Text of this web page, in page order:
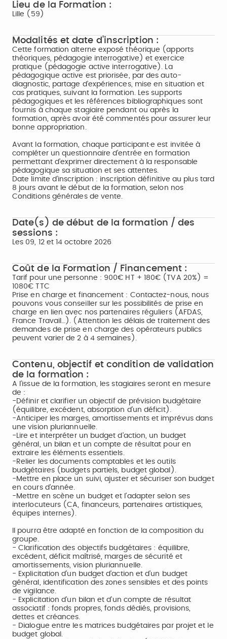
Lieu de la Formation :
Lille (59)
Modalités et date d'inscription :
Cette formation alterne exposé théorique (apports
théoriques, pédagogie interrogative) et exercice
pratique (pédagogie active interrogative). La
pédagogique active est priorisée, par des auto-
diagnostic, partage d’expériences, mise en situation et
cas pratiques, suivant la formation. Les supports
pédagogiques et les références bibliographiques sont
fournis à chaque stagiaire pendant ou après la
formation, après avoir été commentés pour assurer leur
bonne appropriation.
Avant la formation, chaque participant·e est invitée à
compléter un questionnaire d’entrée en formation
permettant d’exprimer directement à la responsable
pédagogique sa situation et ses attentes.
Date limite d’inscription : inscription définitive au plus tard
8 jours avant le début de la formation, selon nos
Conditions générales de vente.
Date(s) de début de la formation / des
sessions :
Les 09, 12 et 14 octobre 2026
Coût de la Formation / Financement :
Tarif pour une personne : 900€ HT + 180€ (TVA 20%) =
1080€ TTC
Prise en charge et financement : Contactez-nous, nous
pouvons vous conseiller sur les possibilités de prise en
charge en lien avec nos partenaires réguliers (AFDAS,
France Travail…). (Attention les délais de traitement des
demandes de prise en charge des opérateurs publics
peuvent varier de 2 à 4 semaines).
Contenu, objectif et condition de validation
de la formation :
A l’issue de la formation, les stagiaires seront en mesure
de :
-Définir et clarifier un objectif de prévision budgétaire
(équilibre, excédent, absorption d’un déficit).
-Anticiper les marges, amortissements et imprévus dans
une vision pluriannuelle.
-Lire et interpréter un budget d’action, un budget
général, un bilan et un compte de résultat pour en
extraire les éléments essentiels.
-Relier les documents comptables et les outils
budgétaires (budgets partiels, budget global).
-Mettre en place un suivi, ajuster et sécuriser son budget
en cours d’année.
-Mettre en scène un budget et l’adapter selon ses
interlocuteurs (CA, financeurs, partenaires artistiques,
équipes internes).
Il pourra être adapté en fonction de la composition du
groupe.
- Clarification des objectifs budgétaires : équilibre,
excédent, déficit maîtrisé, marges de sécurité et
amortissements, vision pluriannuelle.
- Explicitation d’un budget d’action et d’un budget
général, identification des zones sensibles et des points
de vigilance.
- Explicitation d’un bilan et d’un compte de résultat
associatif : fonds propres, fonds dédiés, provisions,
dettes et créances.
- Dialogue entre les matrices budgétaires par projet et le
budget global.